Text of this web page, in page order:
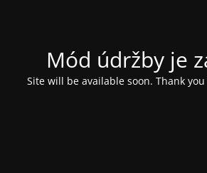
Mód údržby je
Site will be available soon. Thank